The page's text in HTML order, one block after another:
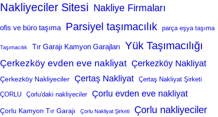
Nakliyeciler Sitesi Nakliye Firmaları
ofis ve büro taşıma Parsiyel taşımacılık parça eşya taşıma
Taşımacılık Tır Garajı Kamyon Garajları Yük Taşımacılığı
Çerkezköy evden eve nakliyat Çerkezköy Nakliyat
Çerkezköy Nakliyeciler Çertaş Nakliyat Çertaş Nakliyat Şirketi
ÇORLU Çorlu'daki nakliyeciler Çorlu evden eve nakliyat
Çorlu Kamyon Tır Garajı Çorlu Nakliyat Şirketi Çorlu nakliyeciler